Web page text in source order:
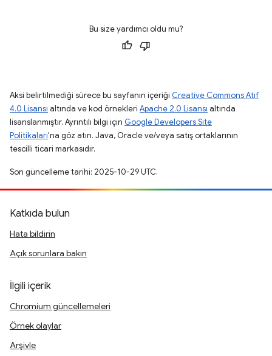
Bu size yardımcı oldu mu?
Aksi belirtilmediği sürece bu sayfanın içeriği Creative Commons Atıf
4.0 Lisansı altında ve kod örnekleri Apache 2.0 Lisansı altında
lisanslanmıştır. Ayrıntılı bilgi için Google Developers Site
Politikaları'na göz atın. Java, Oracle ve/veya satış ortaklarının
tescilli ticari markasıdır.
Son güncelleme tarihi: 2025-10-29 UTC.
Katkıda bulun
Hata bildirin
Açık sorunlara bakın
İlgili içerik
Chromium güncellemeleri
Örnek olaylar
Arşivle